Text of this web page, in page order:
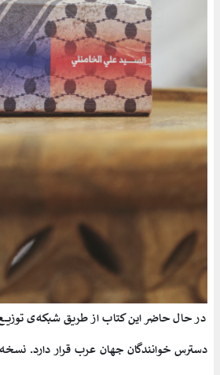
در حال حاضر این کتاب از طریق شبکه‌ی
دسترس خوانندگان جهان عرب قرار دارد. نسخه